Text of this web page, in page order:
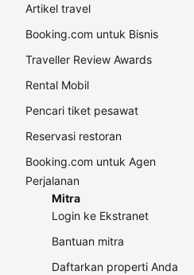
Artikel travel
Booking.com untuk Bisnis
Traveller Review Awards
Rental Mobil
Pencari tiket pesawat
Reservasi restoran
Booking.com untuk Agen
Perjalanan
Mitra
Login ke Ekstranet
Bantuan mitra
Daftarkan properti Anda